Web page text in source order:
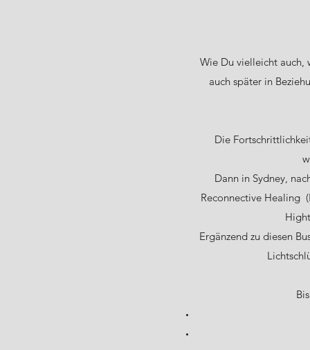
Wie Du vielleicht auch,
auch später in
Die
Dann in Sydney,
Reconnective Healing
Ergänzend zu diesen